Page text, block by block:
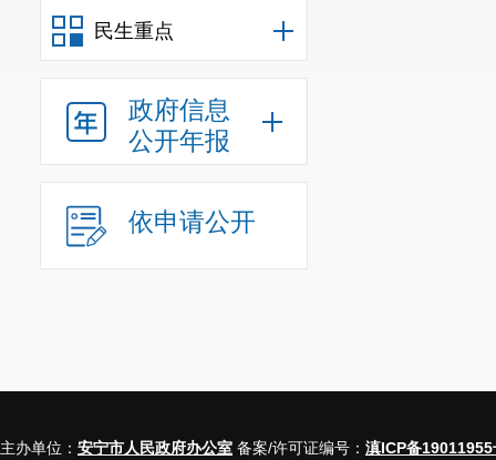
民生重点
政府信息
公开年报
依申请公开
主办单位： 安宁市人民政府办公室 备案/许可证编号： 滇ICP备